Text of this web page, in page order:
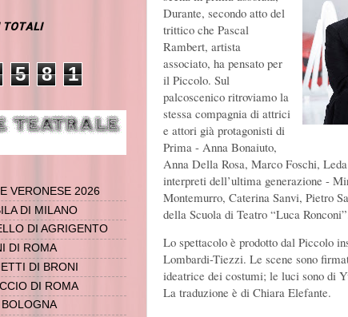
Durante, secondo atto del
trittico che Pascal
Rambert, artista
associato, ha pensato per
il Piccolo. Sul
palcoscenico ritroviamo la
stessa compagnia di attrici
e attori già protagonisti di
Prima - Anna Bonaiuto,
Anna Della Rosa, Marco Foschi,
interpreti dell’ultima generazione -
Montemurro, Caterina Sanvi, Pietro
della Scuola di Teatro “Luca
Lo spettacolo è prodotto dal Piccolo
Lombardi-Tiezzi. Le scene sono
ideatrice dei costumi; le luci sono di
La traduzione è di Chiara Elefante.
TOTALI
5 8 1
VERONESE 2026
DI MILANO
DI AGRIGENTO
DI ROMA
DI BRONI
DI ROMA